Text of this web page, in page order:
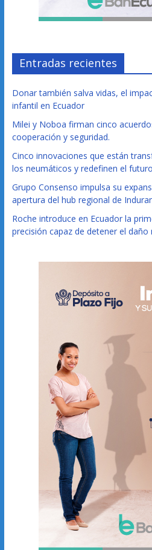
Entradas recientes
Donar también salva vidas, el
infantil en Ecuador
Milei y Noboa firman cinco
cooperación y seguridad.
Cinco innovaciones que están
los neumáticos y redefinen el
Grupo Consenso impulsa su
apertura del hub regional de
Roche introduce en Ecuador la
precisión capaz de detener el